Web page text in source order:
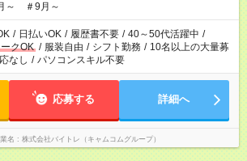
～ ＃9月～
/ 日払いOK / 履歴書不要 / 40～50代活躍中 /
クOK / 服装自由 / シフト勤務 / 10名以上の大量募
なし / パソコンスキル不要
応募する 詳細へ
名 株式会社バイトレ（キャムコムグループ）